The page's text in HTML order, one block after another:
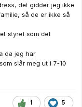
det gidder jeg ikke
så de er ikke så
styret som det
da jeg har
slår meg ut i 7-10
1 5